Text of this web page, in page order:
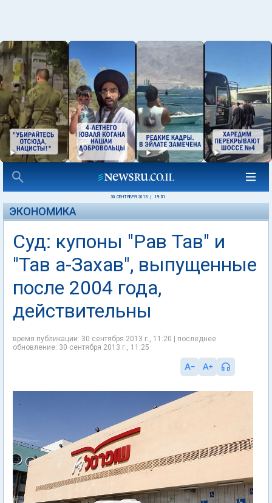
30 СЕНТЯБРЯ 2013 19:51
ЭКОНОМИКА
Суд: купоны "Рав Тав" и
"Тав а-Захав", выпущенные
после 2004 года,
действительны
время публикации: 30 сентября 2013 г., 11:20 | последнее
обновление: 30 сентября 2013 г., 11:25